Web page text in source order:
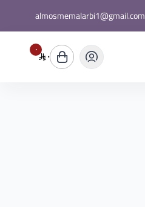
almosmemalarbi1@gmail.com
٠ ٠